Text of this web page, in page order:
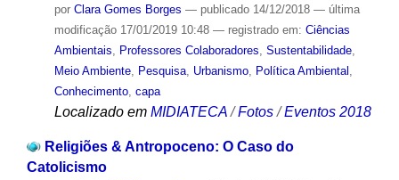
por Clara Gomes Borges — publicado14/12/2018 — última
modificação17/01/2019 10:48 — registrado em: Ciências
Ambientais, Professores Colaboradores, Sustentabilidade,
Meio Ambiente, Pesquisa, Urbanismo, Política Ambiental ,
Conhecimento, capa
Localizado em MIDIATECA /Fotos /Eventos 2018
Religiões & Antropoceno: O Caso do
Catolicismo